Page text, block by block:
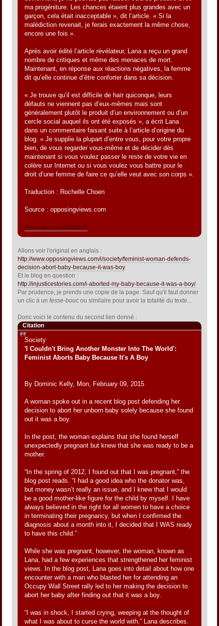
ma progéniture. Les chances étaient plus grandes avec un
garçon, cela était inacceptable », dit l’article. « Si la
malédiction revenait, je ferais exactement la même chose,
encore une fois ».
Après avoir édité l’article révélateur, Lana a reçu un grand
nombre de critiques et même des menaces de mort.
Maintenant, en réponse aux réactions négatives, la femme
dit qu’elle continue d’être conforter dans sa décision.
« Je trouve qu’il est difficile de haïr quiconque, leurs
défauts ne viennent pas d’eux-mêmes mais sont
généralement plutôt le produit d’un environnement ou d’un
cercle social auquel ils ont été exposés », a écrit Lana
dans un commentaire faisant suite à l’article d’origine du
blog. « Je supplie la plupart d’entre vous, pour votre propre
bien, de vous regarder vous-même et de décider dès
maintenant si vous voulez passer le reste de votre vie en
colère sur Internet ou si vous voulez vous battre pour le
droit d’une femme de faire ce qu’elle veut avec son corps ».
Traduction : Rochelle Choen
Source : opposingviews.com
www.agenceinfolibre.fr
Allons voir l'original en anglais :
http://www.opposingviews.com/i/society/feminist-woman-defends-
decision-abort-baby-because-it-was-boy
Et le blog en question :
http://injusticestories.com/i-aborted-my-baby-because-it-was-a-boy/
Par prudence, je prends une copie de la page. Sauf qu'il faut donner
un clic à unfesse-bouc ou similaire pour avoir la totalité du texte...
Donc voici le contenu du second lien donné :
Citation
Society
'I Couldn't Bring Another Monster Into The World':
Feminist Aborts Baby Because It's A Boy
By Dominic Kelly, Mon, February 09, 2015
A woman spoke out in a recent blog post defending her
decision to abort her unborn baby solely because she found
out it was a boy.
In the post, the woman explains that she found herself
unexpectedly pregnant but knew that she was ready to be a
mother.
“In the spring of 2012, I found out that I was pregnant,” the
blog post reads. “I had a good idea who the donator was,
but money wasn’t really an issue, and I knew that I would
be a good mother-like figure for the child by myself. I have
always believed in the right for all women to have a choice
in terminating their pregnancy, but when I confirmed the
diagnosis about a month into it, I decided that I WAS ready
to have this child.”
While she was pregnant, however, the woman, known as
Lana, had a few experiences that strengthened her feminist
views. In the blog post, Lana goes into detail about how one
encounter with a man who blasted her for attending an
Occupy Wall Street rally led to her making the decision to
abort her baby after finding out that it was a boy.
“I was in shock, I started crying, weeping at the thought of
what I was about to curse the world with,” Lana describes.